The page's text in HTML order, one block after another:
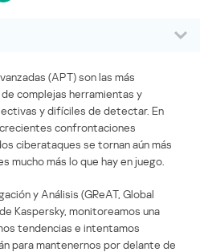
(APT) son las más
complejas herramientas y
y difíciles de detectar. En
confrontaciones
ciberataques se tornan aún más
mucho más lo que hay en juego.
y Análisis (GReAT, Global
Kaspersky, monitoreamos una
tendencias e intentamos
para mantenernos por delante de